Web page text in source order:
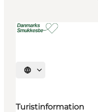
Vælg sprog
Turistinformation